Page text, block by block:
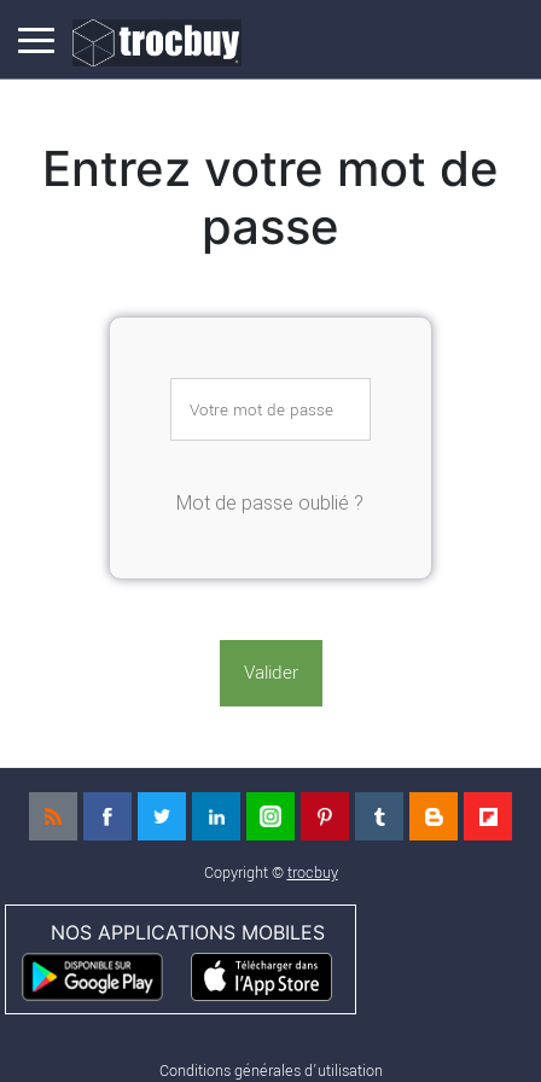
Entrez votre mot de
passe
Mot de passe oublié ?
Copyright ©trocbuy
NOS APPLICATIONS MOBILES
Conditions générales d'utilisation